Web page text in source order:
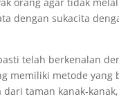
dengan sukacita
telah berkenalan
memiliki metode yang
taman kanak-kanak,